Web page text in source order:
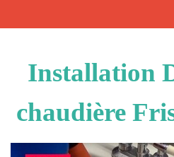
Installation
chaudière